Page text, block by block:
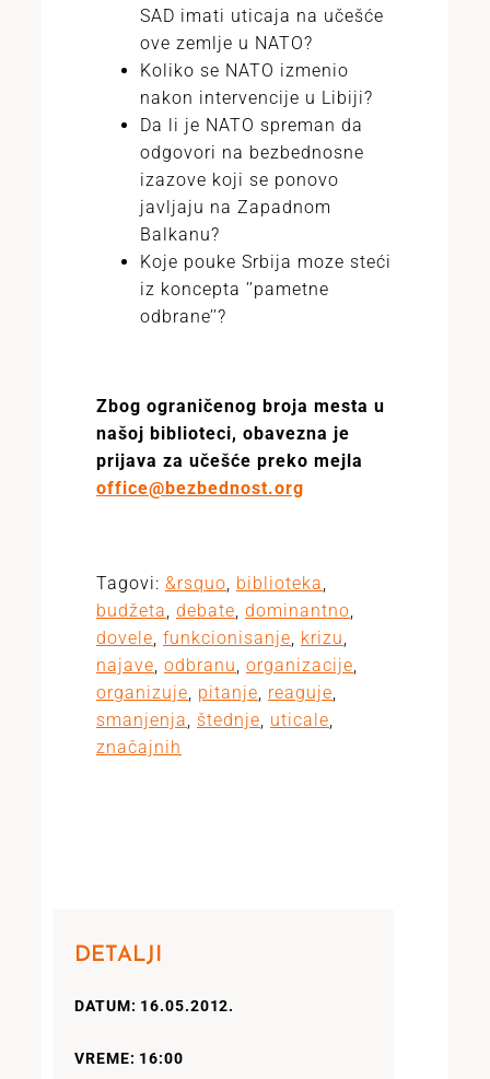
SAD imati uticaja na učešće
ove zemlje u NATO?
Koliko se NATO izmenio
nakon intervencije u Libiji?
Da li je NATO spreman da
odgovori na bezbednosne
izazove koji se ponovo
javljaju na Zapadnom
Balkanu?
Koje pouke Srbija moze steći
iz koncepta ’’pametne
odbrane’’?
Zbog ograničenog broja mesta u
našoj biblioteci, obavezna je
prijava za učešće preko mejla
office@bezbednost.org
Tagovi: &rsquo, biblioteka,
budžeta, debate, dominantno,
dovele, funkcionisanje, krizu,
najave, odbranu, organizacije,
organizuje, pitanje, reaguje,
smanjenja, štednje, uticale,
značajnih
DETALJI
DATUM: 16.05.2012.
VREME: 16:00